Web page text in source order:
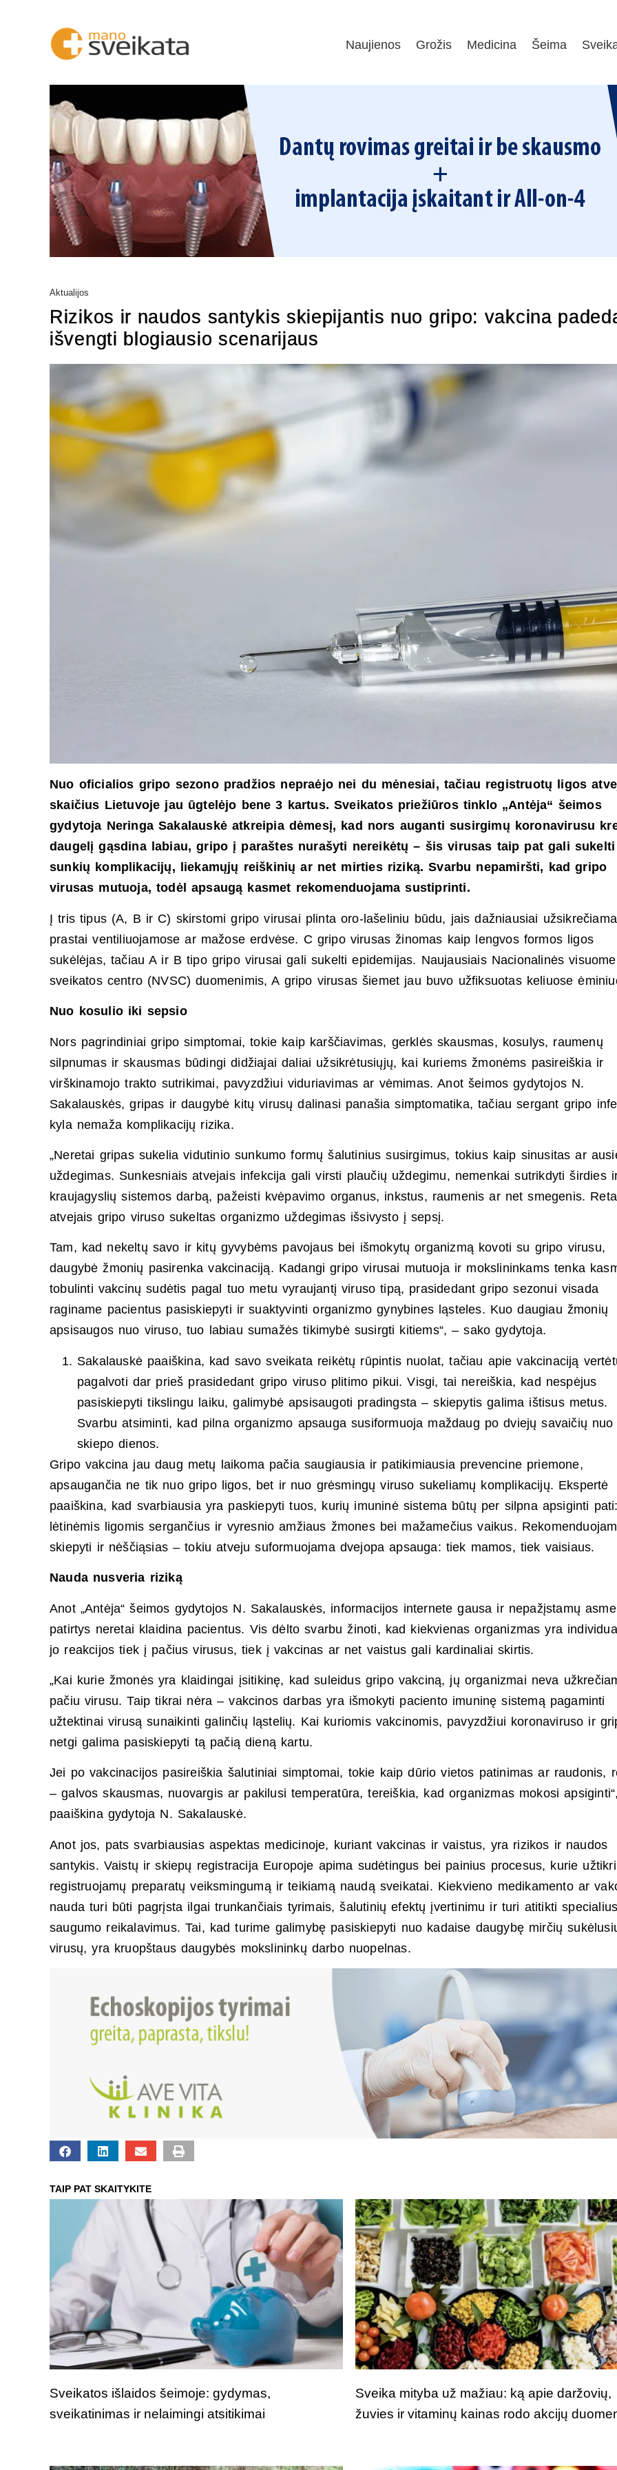
Naujienos Grožis Medicina Šeima
Aktualijos
Rizikos ir naudos santykis skiepijantis nuo gripo: vakcina
išvengti blogiausio scenarijaus
Nuo oficialios gripo sezono pradžios nepraėjo nei du mėnesiai, tačiau registruotų ligos
skaičius Lietuvoje jau ūgtelėjo bene 3 kartus. Sveikatos priežiūros tinklo „Antėja“ šeimos
gydytoja Neringa Sakalauskė atkreipia dėmesį, kad nors auganti susirgimų koronavirusu
daugelį gąsdina labiau, gripo į paraštes nurašyti nereikėtų – šis virusas taip pat gali sukelti
sunkių komplikacijų, liekamųjų reiškinių ar net mirties riziką. Svarbu nepamiršti, kad gripo
virusas mutuoja, todėl apsaugą kasmet rekomenduojama sustiprinti.
Į tris tipus (A, B ir C) skirstomi gripo virusai plinta oro-lašeliniu būdu, jais dažniausiai užsikrečiama
prastai ventiliuojamose ar mažose erdvėse. C gripo virusas žinomas kaip lengvos formos ligos
sukėlėjas, tačiau A ir B tipo gripo virusai gali sukelti epidemijas. Naujausiais Nacionalinės
sveikatos centro (NVSC) duomenimis, A gripo virusas šiemet jau buvo užfiksuotas keliuose
Nuo kosulio iki sepsio
Nors pagrindiniai gripo simptomai, tokie kaip karščiavimas, gerklės skausmas, kosulys, raumenų
silpnumas ir skausmas būdingi didžiajai daliai užsikrėtusiųjų, kai kuriems žmonėms pasireiškia ir
virškinamojo trakto sutrikimai, pavyzdžiui viduriavimas ar vėmimas. Anot šeimos gydytojos N.
Sakalauskės, gripas ir daugybė kitų virusų dalinasi panašia simptomatika, tačiau sergant gripo
kyla nemaža komplikacijų rizika.
„Neretai gripas sukelia vidutinio sunkumo formų šalutinius susirgimus, tokius kaip sinusitas ar
uždegimas. Sunkesniais atvejais infekcija gali virsti plaučių uždegimu, nemenkai sutrikdyti širdies
kraujagyslių sistemos darbą, pažeisti kvėpavimo organus, inkstus, raumenis ar net smegenis.
atvejais gripo viruso sukeltas organizmo uždegimas išsivysto į sepsį.
Tam, kad nekeltų savo ir kitų gyvybėms pavojaus bei išmokytų organizmą kovoti su gripo virusu,
daugybė žmonių pasirenka vakcinaciją. Kadangi gripo virusai mutuoja ir mokslininkams tenka
tobulinti vakcinų sudėtis pagal tuo metu vyraujantį viruso tipą, prasidedant gripo sezonui visada
raginame pacientus pasiskiepyti ir suaktyvinti organizmo gynybines ląsteles. Kuo daugiau žmonių
apsisaugos nuo viruso, tuo labiau sumažės tikimybė susirgti kitiems“, – sako gydytoja.
Sakalauskė paaiškina, kad savo sveikata reikėtų rūpintis nuolat, tačiau apie vakcinaciją
pagalvoti dar prieš prasidedant gripo viruso plitimo pikui. Visgi, tai nereiškia, kad nespėjus
pasiskiepyti tikslingu laiku, galimybė apsisaugoti pradingsta – skiepytis galima ištisus metus.
Svarbu atsiminti, kad pilna organizmo apsauga susiformuoja maždaug po dviejų savaičių nuo
skiepo dienos.
Gripo vakcina jau daug metų laikoma pačia saugiausia ir patikimiausia prevencine priemone,
apsaugančia ne tik nuo gripo ligos, bet ir nuo grėsmingų viruso sukeliamų komplikacijų. Ekspertė
paaiškina, kad svarbiausia yra paskiepyti tuos, kurių imuninė sistema būtų per silpna apsiginti
lėtinėmis ligomis sergančius ir vyresnio amžiaus žmones bei mažamečius vaikus.
skiepyti ir nėščiąsias – tokiu atveju suformuojama dvejopa apsauga: tiek mamos, tiek vaisiaus.
Nauda nusveria riziką
Anot „Antėja“ šeimos gydytojos N. Sakalauskės, informacijos internete gausa ir nepažįstamų
patirtys neretai klaidina pacientus. Vis dėlto svarbu žinoti, kad kiekvienas organizmas yra
jo reakcijos tiek į pačius virusus, tiek į vakcinas ar net vaistus gali kardinaliai skirtis.
„Kai kurie žmonės yra klaidingai įsitikinę, kad suleidus gripo vakciną, jų organizmai neva
pačiu virusu. Taip tikrai nėra – vakcinos darbas yra išmokyti paciento imuninę sistemą pagaminti
užtektinai virusą sunaikinti galinčių ląstelių. Kai kuriomis vakcinomis, pavyzdžiui koronaviruso ir
netgi galima pasiskiepyti tą pačią dieną kartu.
Jei po vakcinacijos pasireiškia šalutiniai simptomai, tokie kaip dūrio vietos patinimas ar raudonis,
– galvos skausmas, nuovargis ar pakilusi temperatūra, tereiškia, kad organizmas mokosi
paaiškina gydytoja N. Sakalauskė.
Anot jos, pats svarbiausias aspektas medicinoje, kuriant vakcinas ir vaistus, yra rizikos ir naudos
santykis. Vaistų ir skiepų registracija Europoje apima sudėtingus bei painius procesus, kurie
registruojamų preparatų veiksmingumą ir teikiamą naudą sveikatai. Kiekvieno medikamento ar
nauda turi būti pagrįsta ilgai trunkančiais tyrimais, šalutinių efektų įvertinimu ir turi atitikti
saugumo reikalavimus. Tai, kad turime galimybę pasiskiepyti nuo kadaise daugybę mirčių
virusų, yra kruopštaus daugybės mokslininkų darbo nuopelnas.
TAIP PAT SKAITYKITE
Sveikatos išlaidos šeimoje: gydymas,
sveikatinimas ir nelaimingi atsitikimai
Sveika mityba už mažiau: ką apie daržovių,
žuvies ir vitaminų kainas rodo akcijų